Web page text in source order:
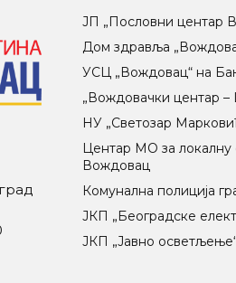
ЈП „Пословни центар
Дом здравља
УСЦ „Вождовац“ на
„Вождовачки центар
НУ „Светозар
Центар МO за локалну
Вождовац
Комунална полиција
ЈКП „Београдске
ЈКП „Јавно